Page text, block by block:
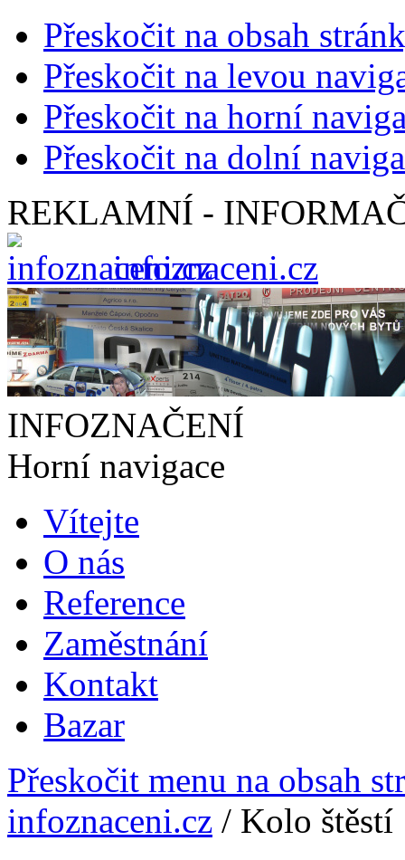
Přeskočit na obsah
Přeskočit na levou
Přeskočit na horní
Přeskočit na dolní
REKLAMNÍ -
infoznaceni.cz
INFOZNAČENÍ
Horní navigace
Vítejte
O nás
Reference
Zaměstnání
Kontakt
Bazar
Přeskočit menu na obsah
infoznaceni.cz / Kolo štěstí